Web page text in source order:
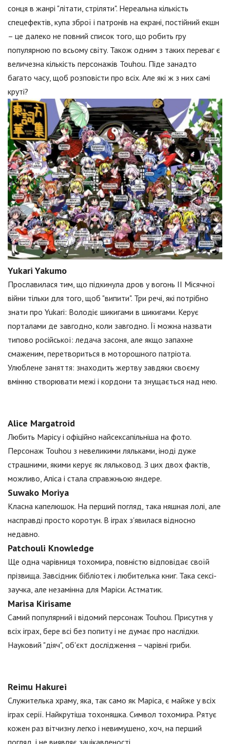
сонця в жанрі "літати, стріляти". Нереальна кількість
спецефектів, купа зброї і патронів на екрані, постійний екшн
– це далеко не повний список того, що робить гру
популярною по всьому світу. Також одним з таких переваг є
величезна кількість персонажів Touhou. Піде занадто
багато часу, щоб розповісти про всіх. Але які ж з них самі
круті?
Yukari Yakumo
Прославилася тим, що підкинула дров у вогонь II Місячної
війни тільки для того, щоб "випити". Три речі, які потрібно
знати про Yukari: Володіє шикигами в шикигами. Керує
порталами де завгодно, коли завгодно. Її можна назвати
типово російської: ледача засоня, але якщо запахне
смаженим, перетвориться в моторошного патріота.
Улюблене заняття: знаходить жертву завдяки своєму
вмінню створювати межі і кордони та знущається над нею.
Alice Margatroid
Любить Марісу і офіційно найсексапільніша на фото.
Персонаж Touhou з невеликими ляльками, іноді дуже
страшними, якими керує як ляльковод. З цих двох фактів,
можливо, Аліса і стала справжньою яндере.
Suwako Moriya
Класна капелюшок. На перший погляд, така няшная лолі, але
насправді просто коротун. В іграх з'явилася відносно
недавно.
Patchouli Knowledge
Ще одна чарівниця тохомира, повністю відповідає своїй
прізвища. Завсідник бібліотек і любителька книг. Така сексі-
заучка, але незамінна для Маріси. Астматик.
Marisa Kirisame
Самий популярний і відомий персонаж Touhou. Присутня у
всіх іграх, бере всі без попиту і не думає про наслідки.
Науковий "діяч", об'єкт дослідження – чарівні гриби.
Reimu Hakurei
Служителька храму, яка, так само як Маріса, є майже у всіх
іграх серії. Найкрутіша тохоняшка. Символ тохомира. Рятує
кожен раз вітчизну легко і невимушено, хоч, на перший